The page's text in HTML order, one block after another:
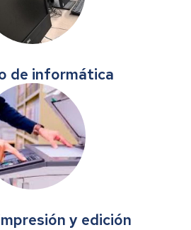
de informática
y edición